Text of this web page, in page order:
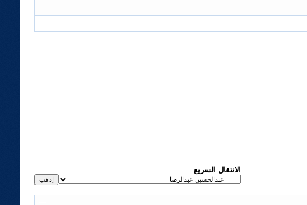
الانتقال السريع